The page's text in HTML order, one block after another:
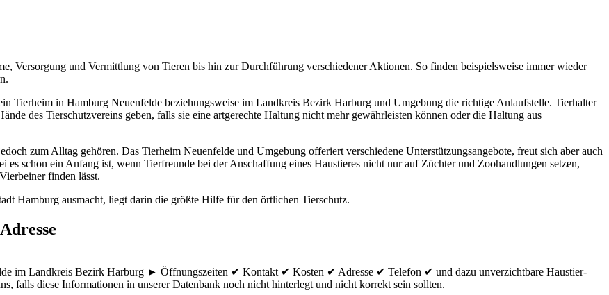
Versorgung und Vermittlung von Tieren bis hin zur Durchführung verschiedener Aktionen. So finden beispielsweise immer wieder
Tierheim in Hamburg Neuenfelde beziehungsweise im Landkreis Bezirk Harburg und Umgebung die richtige Anlaufstelle. Tierhalter
des Tierschutzvereins geben, falls sie eine artgerechte Haltung nicht mehr gewährleisten können oder die Haltung aus
zum Alltag gehören. Das Tierheim Neuenfelde und Umgebung offeriert verschiedene Unterstützungsangebote, freut sich aber auch
schon ein Anfang ist, wenn Tierfreunde bei der Anschaffung eines Haustieres nicht nur auf Züchter und Zoohandlungen setzen,
finden lässt.
Hamburg ausmacht, liegt darin die größte Hilfe für den örtlichen Tierschutz.
im Landkreis Bezirk Harburg ► Öffnungszeiten ✔ Kontakt ✔ Kosten ✔ Adresse ✔ Telefon ✔ und dazu unverzichtbare Haustier-
falls diese Informationen in unserer Datenbank noch nicht hinterlegt und nicht korrekt sein sollten.